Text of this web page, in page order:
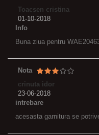
Toacsen cristina
01-10-2018
Info
Buna ziua pentru
Nota
crinuta idor
23-06-2018
intrebare
acesasta garnitura se